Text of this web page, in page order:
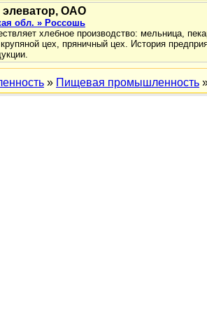
элеватор, ОАО
обл. » Россошь
хлебное производство: мельница,
цех, пряничный цех. История
» Пищевая промышленность